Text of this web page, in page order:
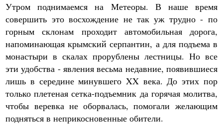
Утром поднимаемся на Метеоры. В наше время
совершить это восхождение не так уж трудно - по
горным склонам проходит автомобильная дорога,
напоминающая крымский серпантин, а для подъема в
монастыри в скалах прорублены лестницы. Но все
эти удобства - явления весьма недавние, появившиеся
лишь в середине минувшего XX века. До этих пор
только плетеная сетка-подъемник да горячая молитва,
чтобы веревка не оборвалась, помогали желающим
подняться в неприкосновенные обители.